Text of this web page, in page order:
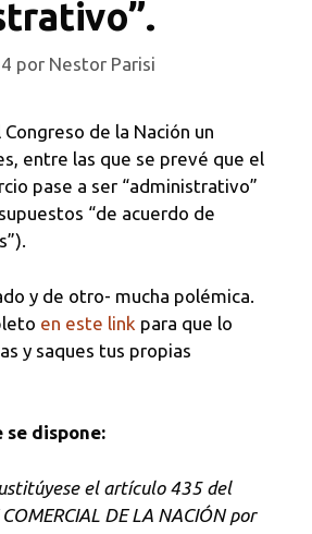
por Nestor Parisi
de la Nación un
entre las que se prevé que el
pase a ser “administrativo”
“de acuerdo de
y de otro- mucha polémica.
en este link para que lo
y saques tus propias
dispone:
el artículo 435 del
DE LA NACIÓN por